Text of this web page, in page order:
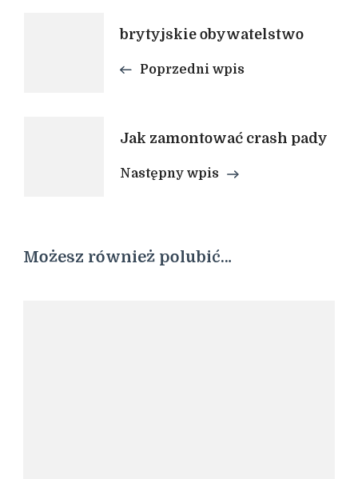
Nawigacja
wpisu
brytyjskie obywatelstwo
Poprzedni wpis
Jak zamontować crash pady
Następny wpis
Możesz również polubić…